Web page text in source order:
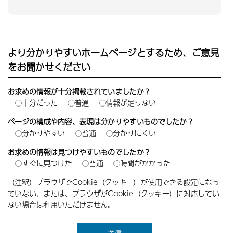
より分かりやすいホームページとするため、ご意見
をお聞かせください
お求めの情報が十分掲載されていましたか？
十分だった
普通
情報が足りない
ページの構成や内容、表現は分かりやすいものでしたか？
分かりやすい
普通
分かりにくい
お求めの情報は見つけやすいものでしたか？
すぐに見つけた
普通
時間がかかった
（注釈）ブラウザでCookie（クッキー）が使用できる設定になっ
ていない、または、ブラウザがCookie（クッキー）に対応してい
ない場合は利用いただけません。